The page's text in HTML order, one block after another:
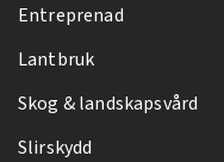
Entreprenad
Lantbruk
Skog & landskapsvård
Slirskydd